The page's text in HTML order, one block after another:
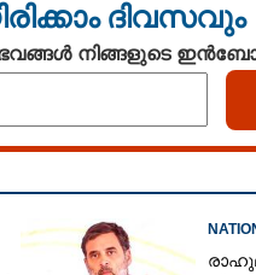
ദിവസവും
നിങ്ങളുടെ